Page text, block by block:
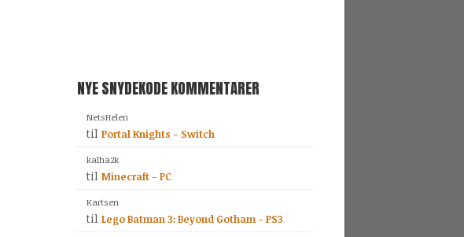
NYE SNYDEKODE KOMMENTARER
NetsHelen
til Portal Knights - Switch
kalha2k
til Minecraft - PC
Kartsen
til Lego Batman 3: Beyond Gotham - PS3